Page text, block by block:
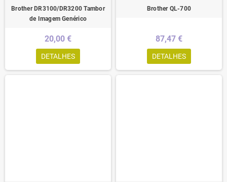
Brother DR3100/DR3200 Tambor
de Imagem Genérico
20,00 €
DETALHES
Brother QL-700
87,47 €
DETALHES